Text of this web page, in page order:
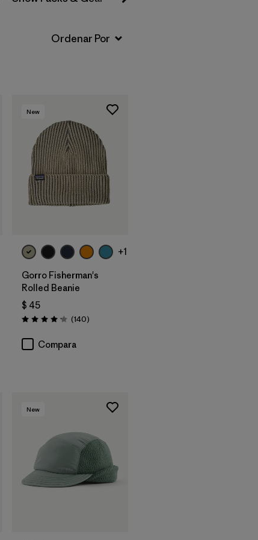
Agregar a la
New
+1
Gorro Fisherman's
Rolled Beanie
$ 45
Valoración: 4.1 / 5
(140Comentarios
)
Compara
New